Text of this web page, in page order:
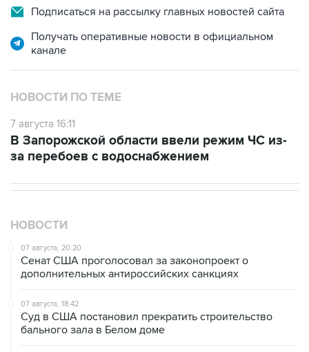
Подписаться на рассылку главных новостей сайта
Получать оперативные новости в официальном
канале
НОВОСТИ ПО ТЕМЕ
7 августа 16:11
В Запорожской области ввели режим ЧС из-
за перебоев с водоснабжением
НОВОСТИ
07 августа, 20:20
Сенат США проголосовал за законопроект о
дополнительных антироссийских санкциях
07 августа, 18:42
Суд в США постановил прекратить строительство
бального зала в Белом доме